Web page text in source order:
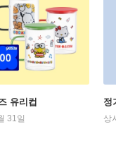
유리컵
31일
정
상